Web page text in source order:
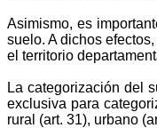
Asimismo, es
suelo. A dichos
el territorio
La categorización del
exclusiva para
rural (art. 31), urbano